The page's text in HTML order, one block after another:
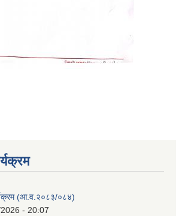
(आ.व.२०८३/०८४)
- 20:07